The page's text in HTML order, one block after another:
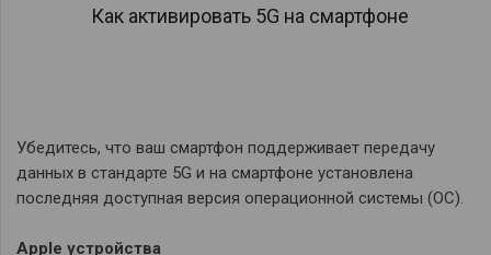
Как активировать 5G на смартфоне
Убедитесь, что ваш смартфон поддерживает передачу
данных в стандарте 5G и на смартфоне установлена
последняя доступная версия операционной системы (ОС).
Apple устройства